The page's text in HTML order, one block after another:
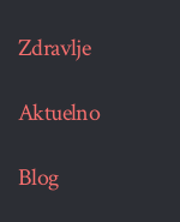
Zdravlje
Aktuelno
Blog